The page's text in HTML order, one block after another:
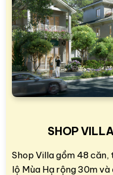
SHOP
Shop Villa gồm 48
lộ Mùa Hạ rộng 30m